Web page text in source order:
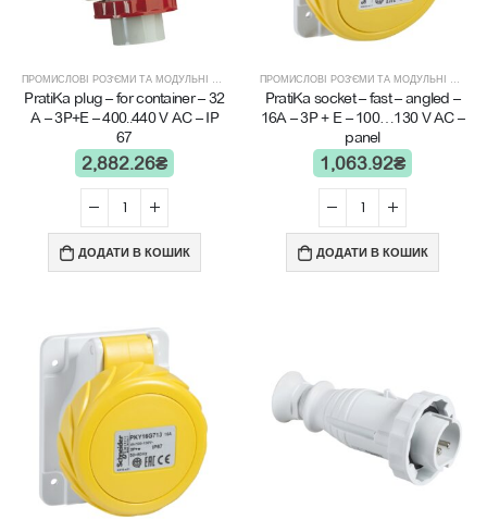
ПРОМИСЛОВІ РОЗ'ЄМИ ТА МОДУЛЬНІ ЩИТИ
PratiKa plug – for container – 32
A – 3P+E – 400..440 V AC – IP
67
2,882.26₴
ДОДАТИ В КОШИК
ПРОМИСЛОВІ РОЗ'ЄМИ ТА МОДУЛЬНІ ЩИТИ
PratiKa socket – fast – angled –
16A – 3P + E – 100…130 V AC –
panel
1,063.92₴
ДОДАТИ В КОШИК